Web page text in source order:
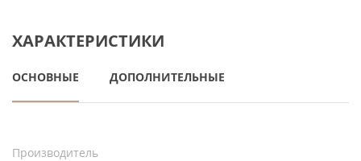
ХАРАКТЕРИСТИКИ
ОСНОВНЫЕ ДОПОЛНИТЕЛЬНЫЕ
Производитель